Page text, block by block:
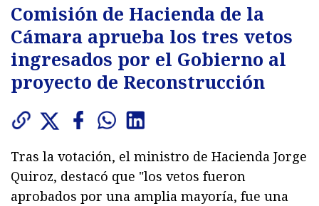
Comisión de Hacienda de la
Cámara aprueba los tres vetos
ingresados por el Gobierno al
proyecto de Reconstrucción
Tras la votación, el ministro de Hacienda Jorge
Quiroz, destacó que "los vetos fueron
aprobados por una amplia mayoría, fue una